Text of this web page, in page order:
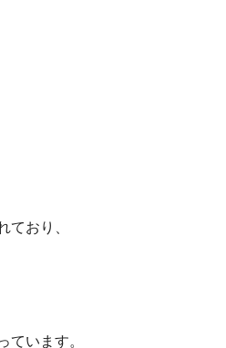
ており、
ています。